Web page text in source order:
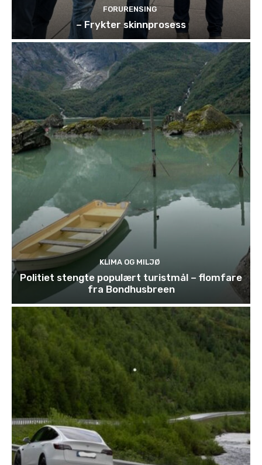
FORURENSING
– Frykter skinnprosess
KLIMA OG MILJØ
Politiet stengte populært turistmål – flomfare
fra Bondhusbreen